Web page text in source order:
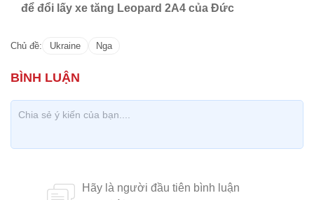
để đổi lấy xe tăng Leopard 2A4 của Đức
Chủ đề: Ukraine Nga